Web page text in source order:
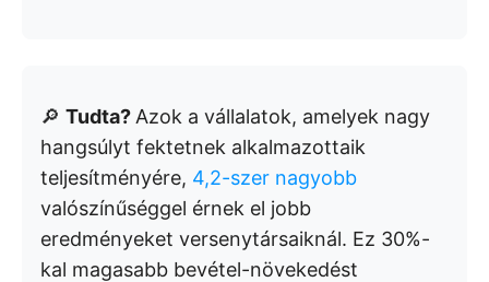
🔎 Tudta? Azok a vállalatok, amelyek nagy
hangsúlyt fektetnek alkalmazottaik
teljesítményére, 4,2-szer nagyobb
valószínűséggel érnek el jobb
eredményeket versenytársaiknál. Ez 30%-
kal magasabb bevétel-növekedést